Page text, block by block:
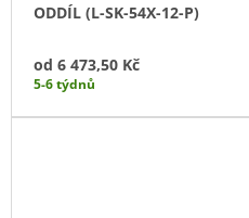
ODDÍL (L-SK-54X-12-P)
od 6 473,50 Kč
5-6 týdnů